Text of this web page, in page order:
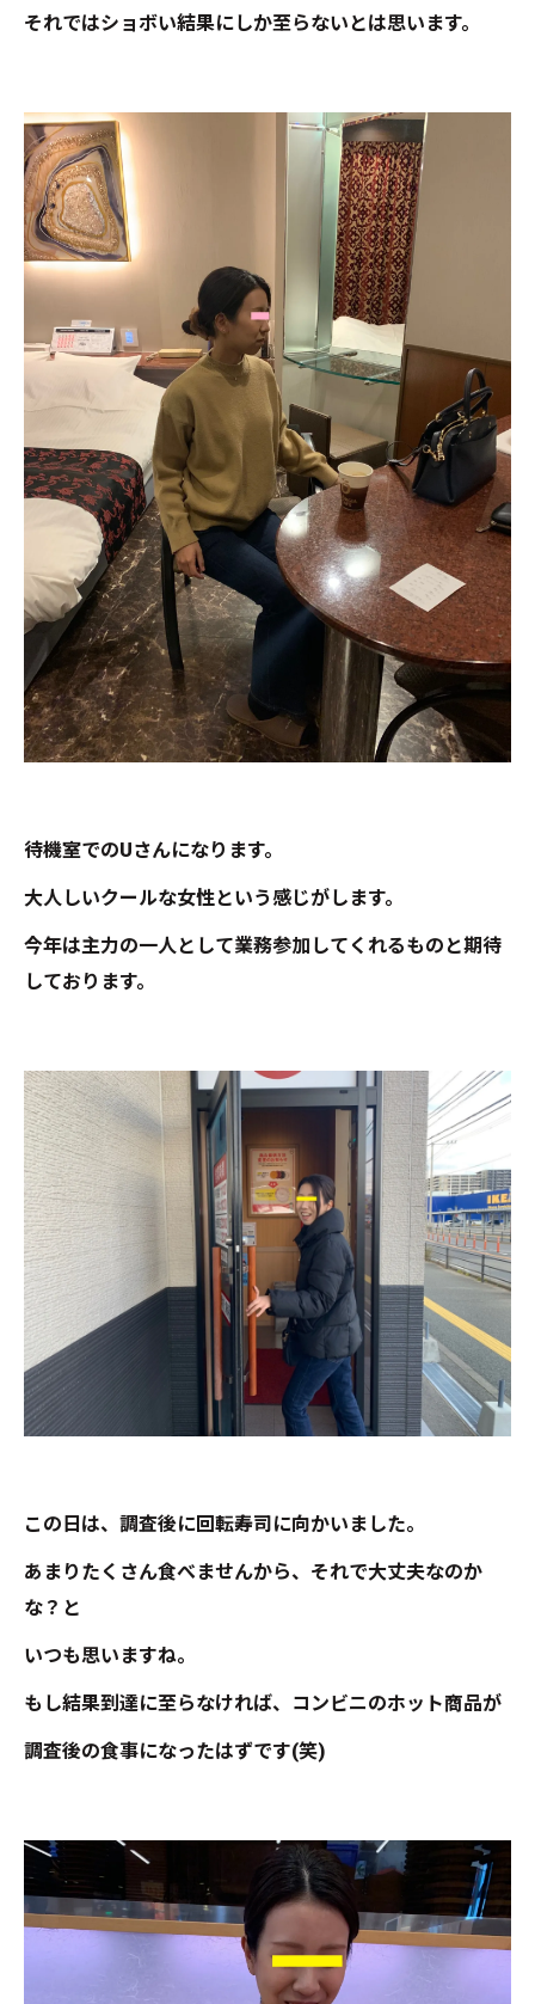
それではショボい結果にしか至らないとは思います。
待機室でのUさんになります。
大人しいクールな女性という感じがします。
今年は主力の一人として業務参加してくれるものと期待
しております。
この日は、調査後に回転寿司に向かいました。
あまりたくさん食べませんから、それで大丈夫なのか
な？と
いつも思いますね。
もし結果到達に至らなければ、コンビニのホット商品が
調査後の食事になったはずです(笑)